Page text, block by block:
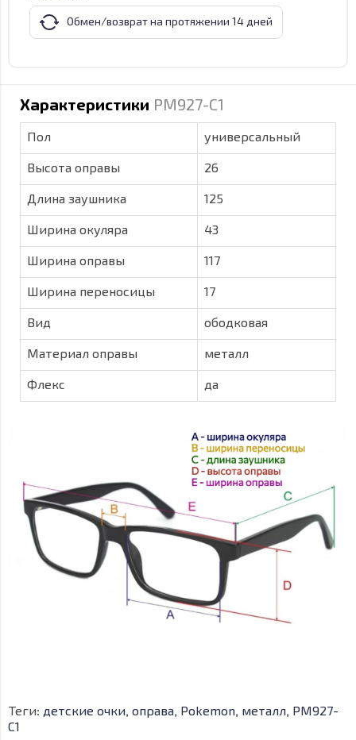
Обмен/возврат на протяжении 14 дней
Характеристики PM927-C1
Пол универсальный
Высота оправы 26
Длина заушника 125
Ширина окуляра 43
Ширина оправы 117
Ширина переносицы 17
Вид ободковая
Материал оправы металл
Флекс да
Теги: детские очки, оправа, Pokemon, металл, PM927-
C1